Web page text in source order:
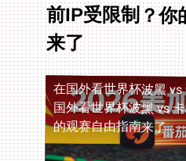
来了
在国外看世界杯波黑
的观赛自由指南来了